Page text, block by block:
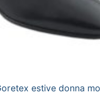
estive donna